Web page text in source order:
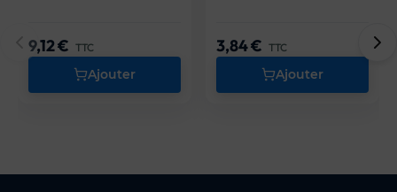
Prix
9,12 € TTC
Ajouter
Prix
3,84 € TTC
Ajouter